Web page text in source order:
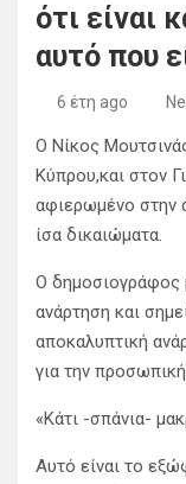
ότι είναι
αυτό που
6 έτη ago
Ο Νίκος
Κύπρου,και στον
αφιερωμένο στην
ίσα δικαιώματα.
Ο δημοσιογράφος
ανάρτηση και
αποκαλυπτική
για την
«Κάτι -σπάνια-
Αυτό είναι το